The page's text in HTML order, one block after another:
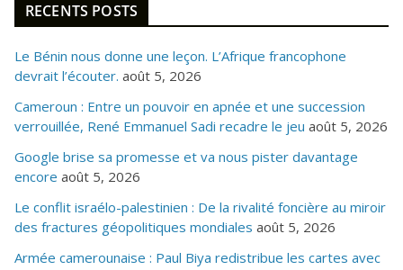
RECENTS POSTS
Le Bénin nous donne une leçon. L’Afrique francophone
devrait l’écouter. août 5, 2026
Cameroun : Entre un pouvoir en apnée et une succession
verrouillée, René Emmanuel Sadi recadre le jeu août 5, 2026
Google brise sa promesse et va nous pister davantage
encore août 5, 2026
Le conflit israélo-palestinien : De la rivalité foncière au miroir
des fractures géopolitiques mondiales août 5, 2026
Armée camerounaise : Paul Biya redistribue les cartes avec